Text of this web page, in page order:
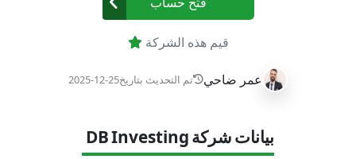
عمر ضاحي تم التحديث بتاريخ2025-12-25
قيم هذه الشركة
بيانات شركة DB Investing